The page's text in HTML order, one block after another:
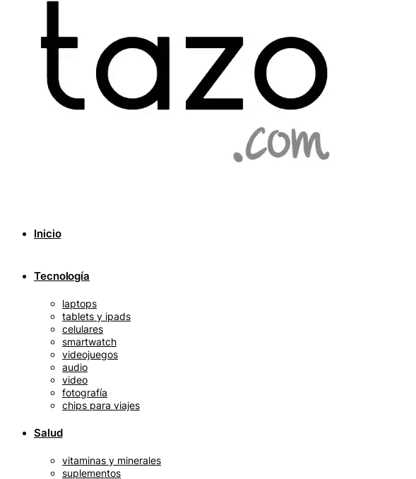
Inicio
Tecnología
laptops
tablets y ipads
celulares
smartwatch
videojuegos
audio
video
fotografía
chips para viajes
Salud
vitaminas y minerales
suplementos